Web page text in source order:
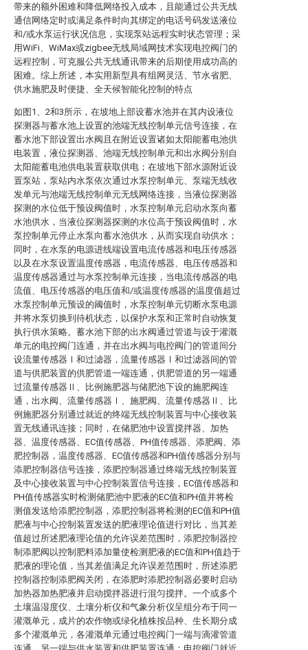
带来的额外困难和降低网络投入成本，且能通过公共无线
通信网络定时或满足条件时向其绑定的电话号码发送液位
和/或水泵运行状况信息，实现泵站远程实时状态管理；采
用WiFi、WiMax或zigbee无线局域网技术实现电控阀门的
远程控制，可克服公共无线通讯带来的后期使用成功高的
困难。综上所述，本实用新型具有组网灵活、节水省肥、
供水施肥及时便捷、全天候智能化控制的特点
如图1、2和3所示，在坡地上部设蓄水池并在其内设液位
探测器与蓄水池上设置的池端无线控制单元信号连接，在
蓄水池下部设置出水阀且在附近设置诸如太阳能蓄电池供
电装置，液位探测器、池端无线控制单元和出水阀分别自
太阳能蓄电池供电装置获取供电；在坡地下部水源附近设
置泵站，泵站内水泵依次通过水泵控制单元、泵端无线收
发单元与池端无线控制单元无线网络连接，当液位探测器
探测的水位低于预设阀值时，水泵控制单元启动水泵向蓄
水池供水，当液位探测器探测的水位高于预设阀值时，水
泵控制单元停止水泵向蓄水池供水，从而实现自动供水；
同时，在水泵的电源进线端设置电流传感器和电压传感器
以及在水泵设置温度传感器，电流传感器、电压传感器和
温度传感器通过与水泵控制单元连接，当电流传感器的电
流值、电压传感器的电压值和/或温度传感器的温度值超过
水泵控制单元预设的阈值时，水泵控制单元切断水泵电源
并将水泵切换到待机状态，以保护水泵和正常时自动恢复
执行供水策略。蓄水池下部的出水阀通过管道与设于灌溉
单元的电控阀门连通，并在出水阀与电控阀门的管道间分
设流量传感器Ⅰ和过滤器，流量传感器Ⅰ和过滤器间的管
道与供肥装置的供肥管道一端连通，供肥管道的另一端通
过流量传感器Ⅱ、比例施肥器与储肥池下设的施肥阀连
通，出水阀、流量传感器Ⅰ、施肥阀、流量传感器Ⅱ、比
例施肥器分别通过就近的终端无线控制装置与中心接收装
置无线通讯连接；同时，在储肥池中设置搅拌器、加热
器、温度传感器、EC值传感器、PH值传感器、添肥阀、添
肥控制器，温度传感器、EC值传感器和PH值传感器分别与
添肥控制器信号连接，添肥控制器通过终端无线控制装置
及中心接收装置与中心控制装置信号连接，EC值传感器和
PH值传感器实时检测储肥池中肥液的EC值和PH值并将检
测值发送给添肥控制器，添肥控制器将检测的EC值和PH值
肥液与中心控制装置发送的肥液理论值进行对比，当其差
值超过所述肥液理论值的允许误差范围时，添肥控制器控
制添肥阀以控制肥料添加量使检测肥液的EC值和PH值趋于
肥液的理论值，当其差值满足允许误差范围时，所述添肥
控制器控制添肥阀关闭，在添肥时添肥控制器必要时启动
加热器加热肥液并启动搅拌器进行混匀搅拌。一个或多个
土壤温湿度仪、土壤分析仪和气象分析仪呈组分布于同一
灌溉单元，成片的农作物或绿化植株按品种、生长期分成
多个灌溉单元，各灌溉单元通过电控阀门一端与滴灌管道